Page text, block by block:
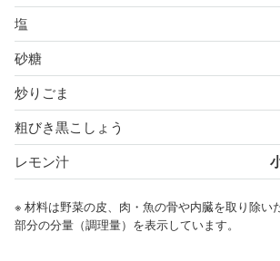
塩
砂糖
炒りごま
粗びき黒こしょう
レモン汁
※ 材料は野菜の皮、肉・魚の骨や内臓を取り除い
部分の分量（調理量）を表示しています。